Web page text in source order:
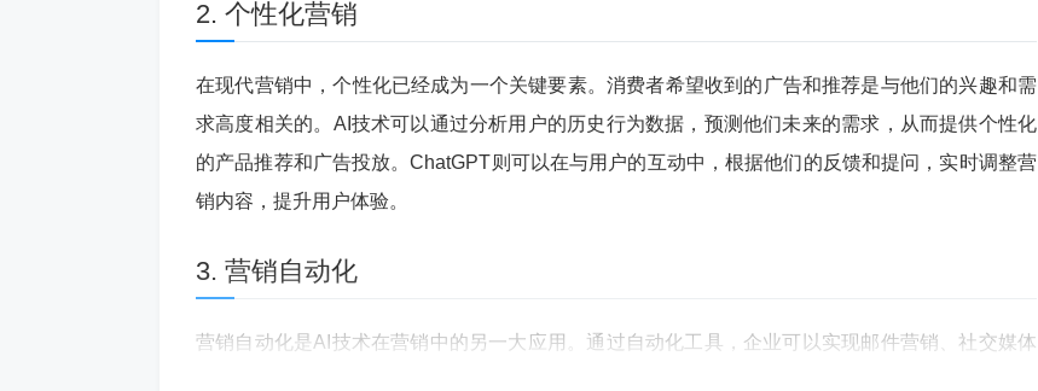
2. 个性化营销
在现代营销中，个性化已经成为一个关键要素。消费者希望收到的广告和推荐是与他们的兴趣和需
求高度相关的。AI技术可以通过分析用户的历史行为数据，预测他们未来的需求，从而提供个性化
的产品推荐和广告投放。ChatGPT则可以在与用户的互动中，根据他们的反馈和提问，实时调整营
销内容，提升用户体验。
3. 营销自动化
营销自动化是AI技术在营销中的另一大应用。通过自动化工具，企业可以实现邮件营销、社交媒体